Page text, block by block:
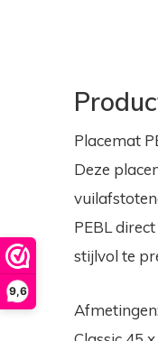
9,6
Placemat
Deze
PEBL
stijlvol te
Afmetingen: